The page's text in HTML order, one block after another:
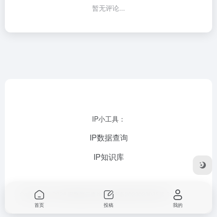
暂无评论...
IP小工具：
IP数据查询
IP知识库
Copyright © 2026 苏ICP备2023023035号-3
首页 投稿 我的